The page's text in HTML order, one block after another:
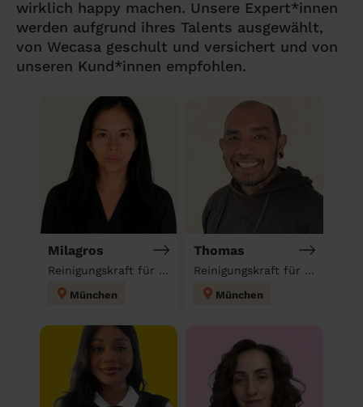
wirklich happy machen. Unsere Expert*innen
werden aufgrund ihres Talents ausgewählt,
von Wecasa geschult und versichert und von
unseren Kund*innen empfohlen.
Milagros
Reinigungskraft für deinen Haushalt
München
Thomas
Reinigungskraft für deinen Haushalt
München